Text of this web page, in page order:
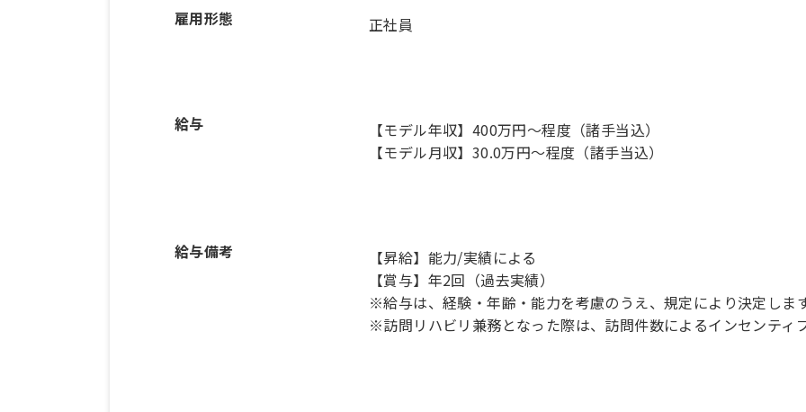
雇用形態 正社員
給与
【モデル年収】400万円〜程度（諸手当込）
【モデル月収】30.0万円〜程度（諸手当込）
給与備考
【昇給】能力/実績による
【賞与】年2回（過去実績）
※給与は、経験・年齢・能力を考慮のうえ、規定により決定します
※訪問リハビリ兼務となった際は、訪問件数によるインセンティ